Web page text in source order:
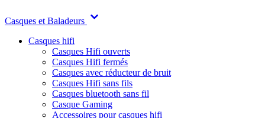
Casques et Baladeurs
Casques hifi
Casques Hifi ouverts
Casques Hifi fermés
Casques avec réducteur de bruit
Casques Hifi sans fils
Casques bluetooth sans fil
Casque Gaming
Accessoires pour casques hifi